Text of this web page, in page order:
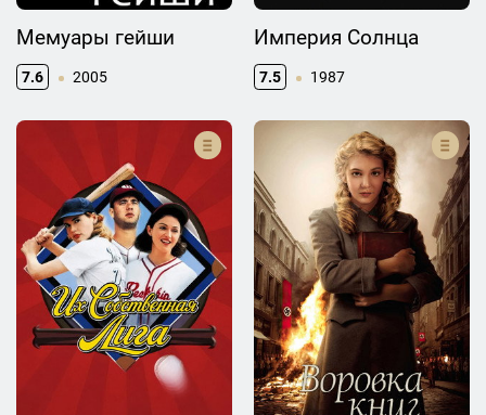
Мемуары гейши
7.6 2005
Империя Солнца
7.5 1987